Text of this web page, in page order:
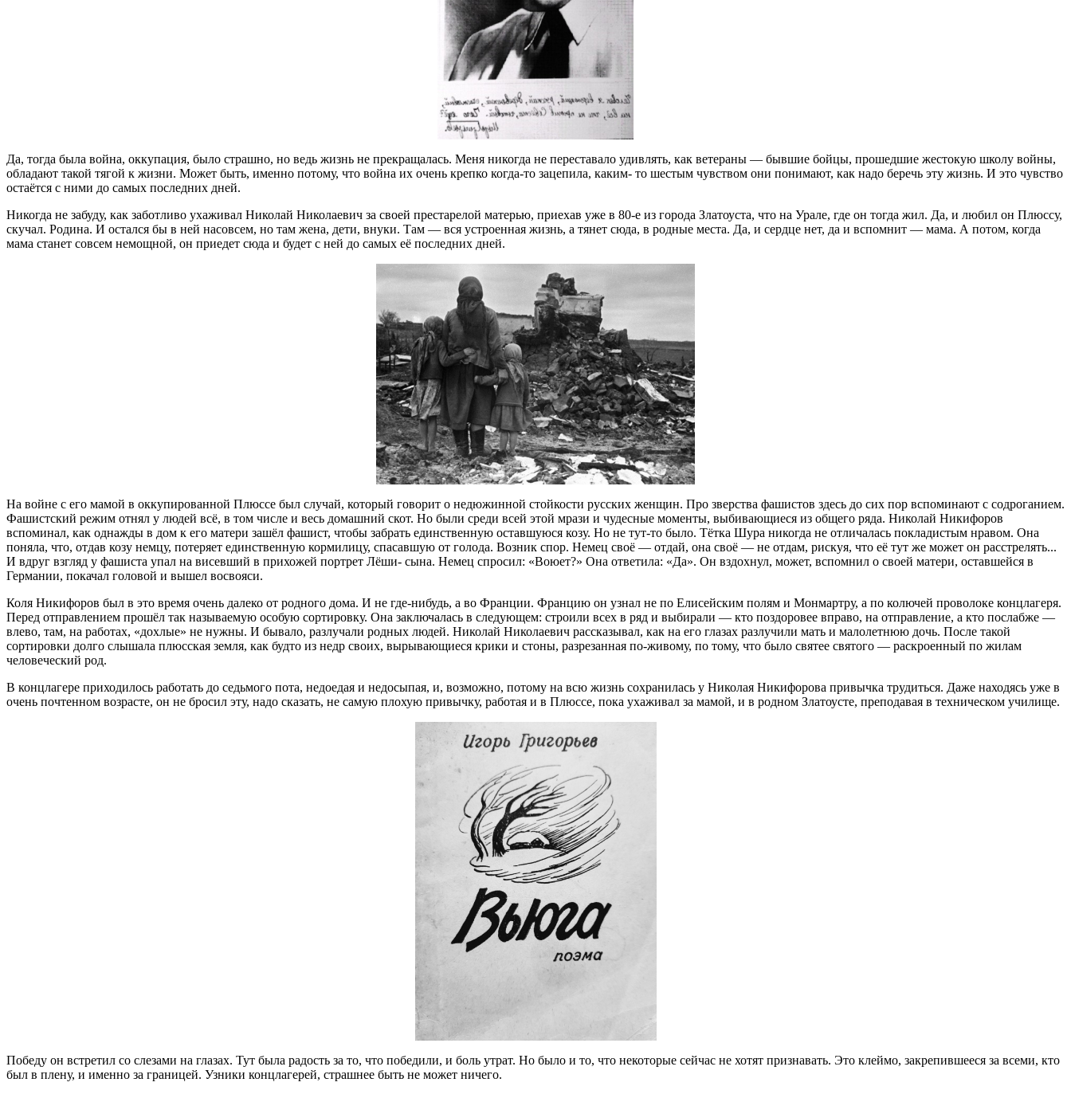
Да, тогда была война, оккупация, было страшно, но ведь жизнь не прекращалась. Меня никогда не переставало удивлять, как ветераны — бывшие бойцы, прошедшие жестокую школу войны,
обладают такой тягой к жизни. Может быть, именно потому, что война их очень крепко когда-то зацепила, каким- то шестым чувством они понимают, как надо беречь эту жизнь. И это чувство
остаётся с ними до самых последних дней.
Никогда не забуду, как заботливо ухаживал Николай Николаевич за своей престарелой матерью, приехав уже в 80-е из города Златоуста, что на Урале, где он тогда жил. Да, и любил он Плюссу,
скучал. Родина. И остался бы в ней насовсем, но там жена, дети, внуки. Там — вся устроенная жизнь, а тянет сюда, в родные места. Да, и сердце нет, да и вспомнит — мама. А потом, когда
мама станет совсем немощной, он приедет сюда и будет с ней до самых её последних дней.
На войне с его мамой в оккупированной Плюссе был случай, который говорит о недюжинной стойкости русских женщин. Про зверства фашистов здесь до сих пор вспоминают с содроганием.
Фашистский режим отнял у людей всё, в том числе и весь домашний скот. Но были среди всей этой мрази и чудесные моменты, выбивающиеся из общего ряда. Николай Никифоров
вспоминал, как однажды в дом к его матери зашёл фашист, чтобы забрать единственную оставшуюся козу. Но не тут-то было. Тётка Шура никогда не отличалась покладистым нравом. Она
поняла, что, отдав козу немцу, потеряет единственную кормилицу, спасавшую от голода. Возник спор. Немец своё — отдай, она своё — не отдам, рискуя, что её тут же может он расстрелять...
И вдруг взгляд у фашиста упал на висевший в прихожей портрет Лёши- сына. Немец спросил: «Воюет?» Она ответила: «Да». Он вздохнул, может, вспомнил о своей матери, оставшейся в
Германии, покачал головой и вышел восвояси.
Коля Никифоров был в это время очень далеко от родного дома. И не где-нибудь, а во Франции. Францию он узнал не по Елисейским полям и Монмартру, а по колючей проволоке концлагеря.
Перед отправлением прошёл так называемую особую сортировку. Она заключалась в следующем: строили всех в ряд и выбирали — кто поздоровее вправо, на отправление, а кто послабже —
влево, там, на работах, «дохлые» не нужны. И бывало, разлучали родных людей. Николай Николаевич рассказывал, как на его глазах разлучили мать и малолетнюю дочь. После такой
сортировки долго слышала плюсская земля, как будто из недр своих, вырывающиеся крики и стоны, разрезанная по-живому, по тому, что было святее святого — раскроенный по жилам
человеческий род.
В концлагере приходилось работать до седьмого пота, недоедая и недосыпая, и, возможно, потому на всю жизнь сохранилась у Николая Никифорова привычка трудиться. Даже находясь уже в
очень почтенном возрасте, он не бросил эту, надо сказать, не самую плохую привычку, работая и в Плюссе, пока ухаживал за мамой, и в родном Златоусте, преподавая в техническом училище.
Победу он встретил со слезами на глазах. Тут была радость за то, что победили, и боль утрат. Но было и то, что некоторые сейчас не хотят признавать. Это клеймо, закрепившееся за всеми, кто
был в плену, и именно за границей. Узники концлагерей, страшнее быть не может ничего.